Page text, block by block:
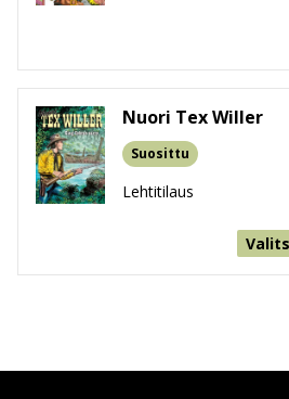
Nuori Tex Willer
Suosittu
Lehtitilaus